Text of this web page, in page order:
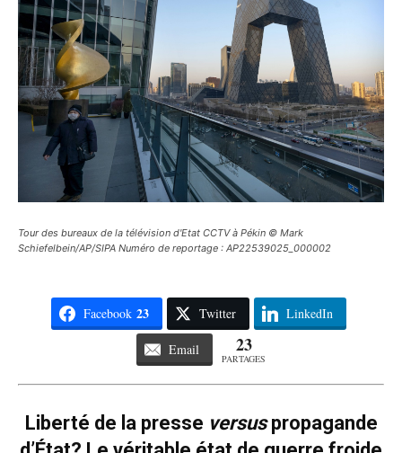
Tour des bureaux de la télévision d'Etat CCTV à Pékin © Mark
Schiefelbein/AP/SIPA Numéro de reportage : AP22539025_000002
Facebook 23 Twitter LinkedIn
Email 23
PARTAGES
Liberté de la presse versuspropagande